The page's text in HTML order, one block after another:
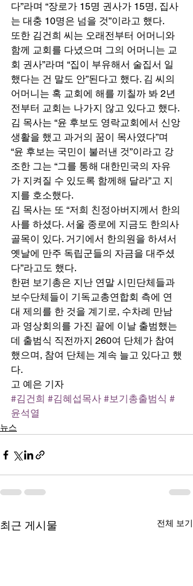
다”라며 “장로가 15명 권사가 15명, 집사
는 대충 10명은 넘을 것”이라고 했다.
또한 김건희 씨는 오래전부터 어머니와
함께 교회를 다녔으며 그의 어머니는 교
회 권사”라며 “집이 부유해서 술집서 일
했다는 건 말도 안”된다고 했다. 김 씨의
어머니는 혹 교회에 해를 끼칠까 봐 2년
전부터 교회는 나가지 않고 있다고 했다.
김 목사는 “윤 후보도 영락교회에서 신앙
생활을 했고 과거의 꿈이 목사였다”며
“윤 후보는 국민이 불러낸 것”이라고 강
조한 그는 “그를 통해 대한민국의 자유
가 지켜질 수 있도록 함께해 달라”고 지
지를 호소했다.
김 목사는 또 “저희 친정아버지께서 한의
사를 하셨다. 서울 종로에 지금도 한의사
골목이 있다. 거기에서 한의원을 하셔서
옛날에 만주 독립군들의 자금을 대주셨
다”라고도 했다.
한편 보기총은 지난 연말 시민단체들과
보수단체들이 기독교총연합회 측에 연
대 제의를 한 것을 계기로, 수차례 만남
과 영상회의를 가진 끝에 이날 출범했는
데 출범식 직전까지 260여 단체가 참여
했으며, 참여 단체는 계속 늘고 있다고 했
다.
고 예은 기자
#김건희 #김혜섭목사 #보기총출범식 #
윤석열
뉴스
최근 게시물 전체 보기